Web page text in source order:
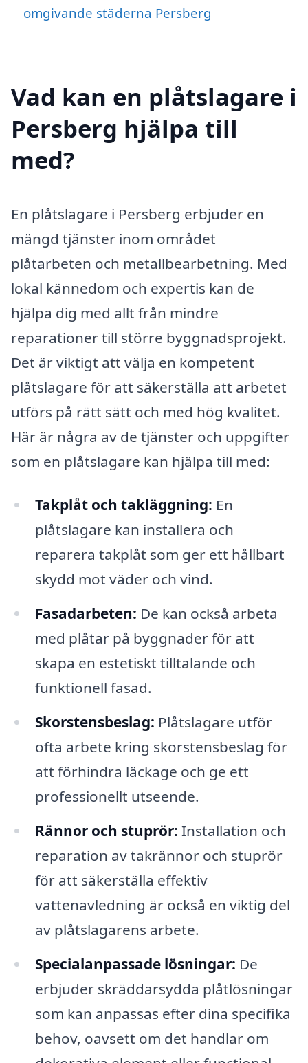
omgivande städerna Persberg
Vad kan en plåtslagare i
Persberg hjälpa till
med?
En plåtslagare i Persberg erbjuder en
mängd tjänster inom området
plåtarbeten och metallbearbetning. Med
lokal kännedom och expertis kan de
hjälpa dig med allt från mindre
reparationer till större byggnadsprojekt.
Det är viktigt att välja en kompetent
plåtslagare för att säkerställa att arbetet
utförs på rätt sätt och med hög kvalitet.
Här är några av de tjänster och uppgifter
som en plåtslagare kan hjälpa till med:
Takplåt och takläggning: En
plåtslagare kan installera och
reparera takplåt som ger ett hållbart
skydd mot väder och vind.
Fasadarbeten: De kan också arbeta
med plåtar på byggnader för att
skapa en estetiskt tilltalande och
funktionell fasad.
Skorstensbeslag: Plåtslagare utför
ofta arbete kring skorstensbeslag för
att förhindra läckage och ge ett
professionellt utseende.
Rännor och stuprör: Installation och
reparation av takrännor och stuprör
för att säkerställa effektiv
vattenavledning är också en viktig del
av plåtslagarens arbete.
Specialanpassade lösningar: De
erbjuder skräddarsydda plåtlösningar
som kan anpassas efter dina specifika
behov, oavsett om det handlar om